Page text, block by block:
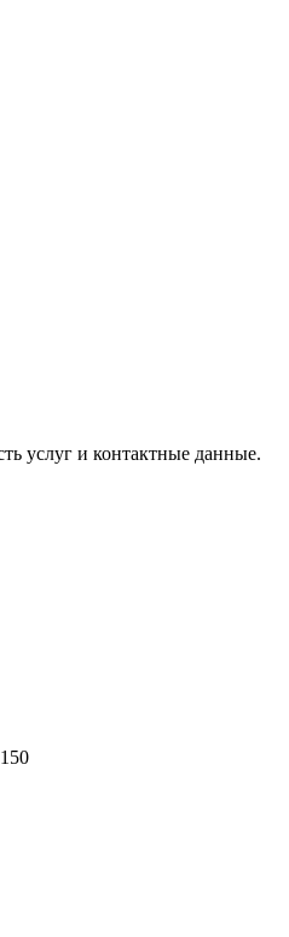
услуг и контактные данные.